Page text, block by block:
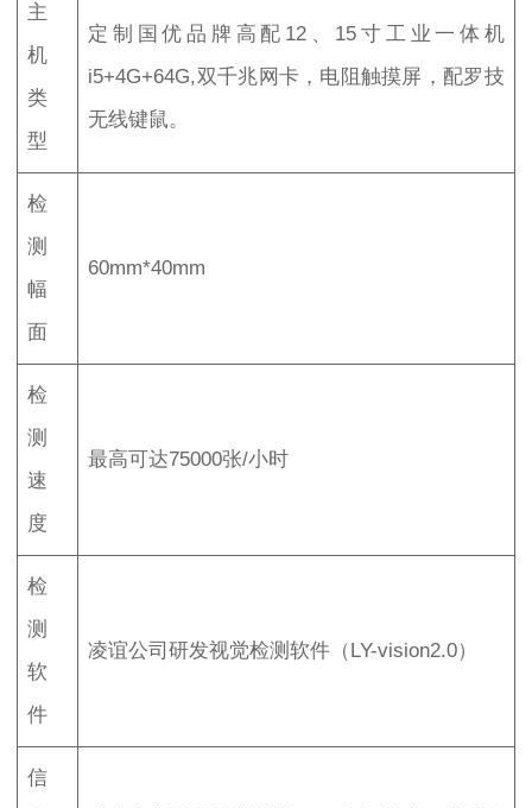
主
机
类
型
定制国优品牌高配12、15寸工业一体机
i5+4G+64G,双千兆网卡，电阻触摸屏，配罗技
无线键鼠。
检
测
幅
面
60mm*40mm
检
测
速
度
最高可达75000张/小时
检
测
软
件
凌谊公司研发视觉检测软件（LY-vision2.0）
信